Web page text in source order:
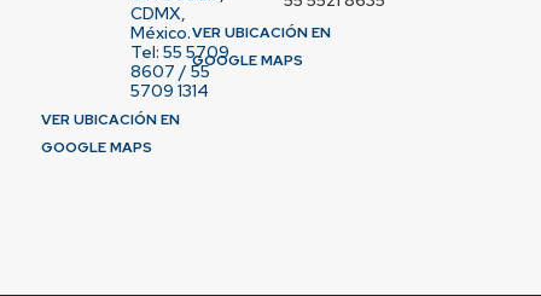
CDMX,
México.
Tel: 55 5709
8607 / 55
5709 1314
VER UBICACIÓN EN
GOOGLE MAPS
VER UBICACIÓN EN
GOOGLE MAPS